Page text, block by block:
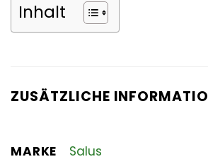
Inhalt
ZUSÄTZLICHE
MARKE Salus